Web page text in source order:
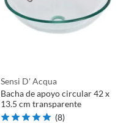
Sensi D' Acqua
Bacha de apoyo circular 42 x
13.5 cm transparente
(8)